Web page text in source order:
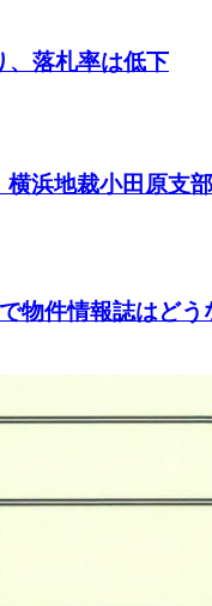
、落札率は低下
浜地裁小田原支
物件情報誌はどう